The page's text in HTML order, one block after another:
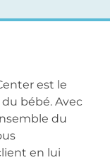
est le
bébé. Avec
du
en lui